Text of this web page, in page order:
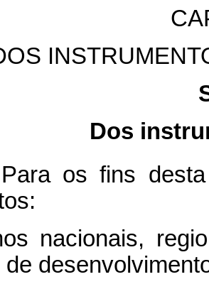
Dos
os fins desta
nacionais,